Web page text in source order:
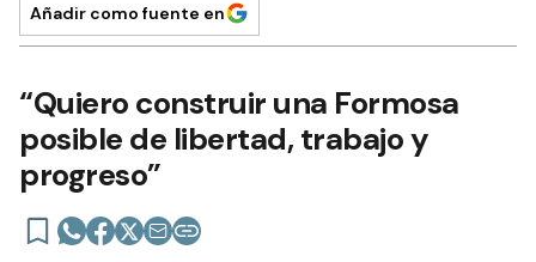
Añadir como fuente en
“Quiero construir una Formosa
posible de libertad, trabajo y
progreso”